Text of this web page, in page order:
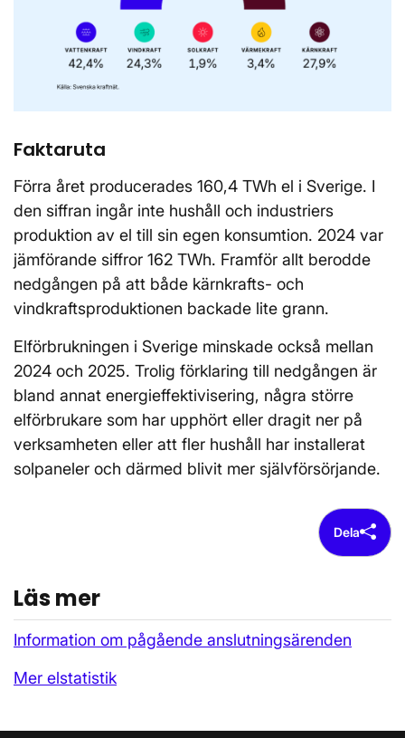
Faktaruta
Förra året producerades 160,4 TWh el i Sverige. I
den siffran ingår inte hushåll och industriers
produktion av el till sin egen konsumtion. 2024 var
jämförande siffror 162 TWh. Framför allt berodde
nedgången på att både kärnkrafts- och
vindkraftsproduktionen backade lite grann.
Elförbrukningen i Sverige minskade också mellan
2024 och 2025. Trolig förklaring till nedgången är
bland annat energieffektivisering, några större
elförbrukare som har upphört eller dragit ner på
verksamheten eller att fler hushåll har installerat
solpaneler och därmed blivit mer självförsörjande.
Dela
Läs mer
Information om pågående anslutningsärenden
Mer elstatistik